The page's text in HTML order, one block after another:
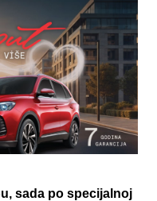
sada po specijalnoj